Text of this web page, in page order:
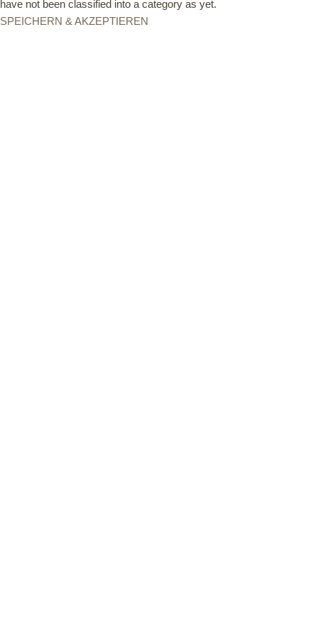
have not been classified into a category as yet.
SPEICHERN & AKZEPTIEREN